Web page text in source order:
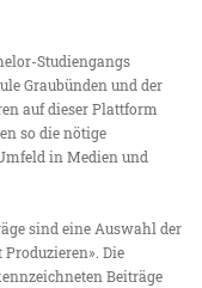
Studiengangs
Graubünden und der
auf dieser Plattform
so die nötige
in Medien und
sind eine Auswahl der
Die
Beiträge